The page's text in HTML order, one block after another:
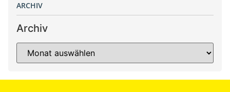
ARCHIV
Archiv